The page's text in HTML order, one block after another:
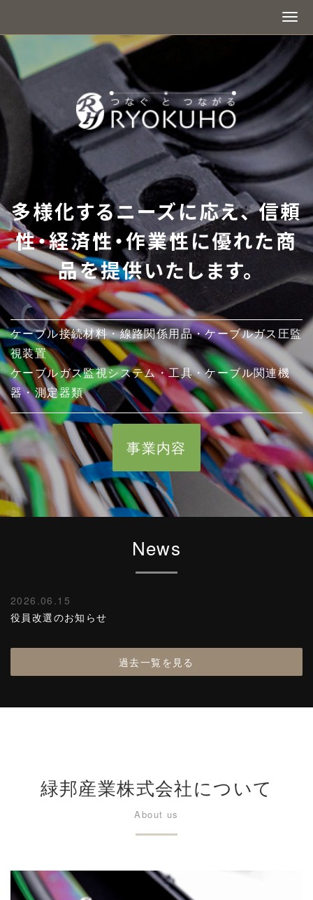
多様化するニーズに応え、 信頼
性・経済性・作業性に優れた商
品を提供いたします。
ケーブル接続材料・線路関係用品・ケーブルガス圧監
視装置
ケーブルガス監視システム・工具・ケーブル関連機
器・測定器類
事業内容
News
2026.06.15
役員改選のお知らせ
過去一覧を見る
緑邦産業株式会社について
About us